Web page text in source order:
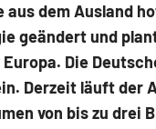
aus dem Ausland
geändert und
Die
Derzeit läuft der
von bis zu drei